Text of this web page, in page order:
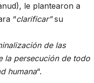
le plantearon a
“clarificar”su
de las
la persecución de todo
humana“.